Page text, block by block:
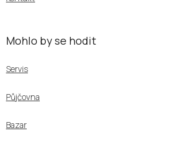
Mohlo by se hodit
Servis
Půjčovna
Bazar